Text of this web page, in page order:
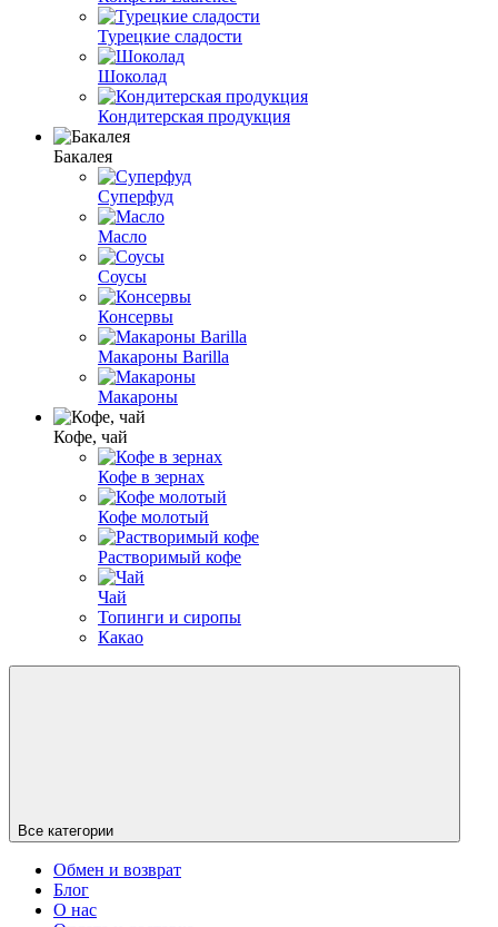
Турецкие сладости
Шоколад
Кондитерская продукция
Бакалея
Суперфуд
Масло
Соусы
Консервы
Макароны Barilla
Макароны
Кофе, чай
Кофе в зернах
Кофе молотый
Растворимый кофе
Чай
Топинги и сиропы
Какао
Все категории
Обмен и возврат
Блог
О нас